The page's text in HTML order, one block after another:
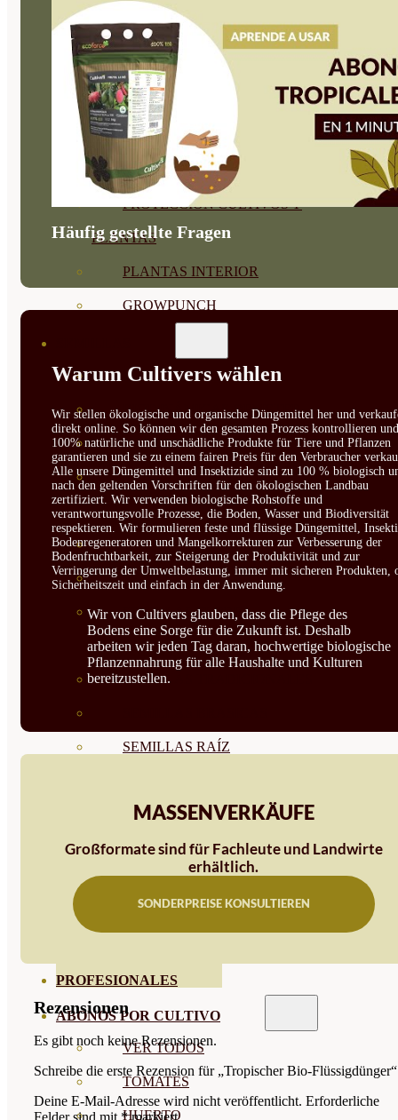
MADURACIÓN Y ENGORDE
REGENERADORES DEL
SUELO
ÁCIDOS HÚMICOS
MATERIAS PRIMAS
PROTECCIÓN CULTIVOS Y
PLANTAS
PLANTAS INTERIOR
GROWPUNCH
VER TODAS
BIODINÁMICAS DEMETER
HORTALIZA FRUTO
SEMILLAS HORTALIZA DE
HOJA
SEMILLAS AROMÁTICAS
SEMILLAS FLORES
SEMILLAS FLORES
COMESTIBLES
SEMILLAS TRADICIONALES
SEMILLAS RAÍZ
MICROGREEN
CUBIERTAS VEGETALES
PROFESIONALES
ABONOS POR CULTIVO
VER TODOS
TOMATES
HUERTO
Häufig gestellte Fragen
Warum Cultivers wählen
Wir stellen ökologische und organische Düngemittel her und
direkt online. So können wir den gesamten Prozess kontrollieren und
100% natürliche und unschädliche Produkte für Tiere und Pflanzen
garantieren und sie zu einem fairen Preis für den Verbraucher
Alle unsere Düngemittel und Insektizide sind zu 100 % biologisch
nach den geltenden Vorschriften für den ökologischen Landbau
zertifiziert. Wir verwenden biologische Rohstoffe und
verantwortungsvolle Prozesse, die Boden, Wasser und Biodiversität
respektieren. Wir formulieren feste und flüssige Düngemittel,
Bodenregeneratoren und Mangelkorrekturen zur Verbesserung der
Bodenfruchtbarkeit, zur Steigerung der Produktivität und zur
Verringerung der Umweltbelastung, immer mit sicheren Produkten,
Sicherheitszeit und einfach in der Anwendung.
Wir von Cultivers glauben, dass die Pflege des
Bodens eine Sorge für die Zukunft ist. Deshalb
arbeiten wir jeden Tag daran, hochwertige biologische
Pflanzennahrung für alle Haushalte und Kulturen
bereitzustellen.
MASSENVERKÄUFE
Großformate sind für Fachleute und Landwirte
erhältlich.
SONDERPREISE KONSULTIEREN
Rezensionen
Es gibt noch keine Rezensionen.
Schreibe die erste Rezension für „Tropischer Bio-Flüssigdünger“
Deine E-Mail-Adresse wird nicht veröffentlicht. Erforderliche
Felder sind mit *markiert